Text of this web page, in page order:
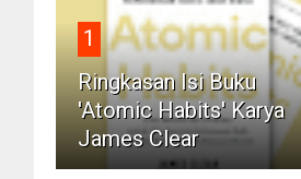
1
Ringkasan Isi Buku
'Atomic Habits' Karya
James Clear